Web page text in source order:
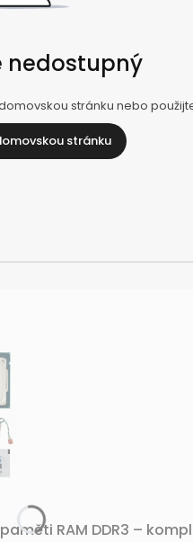
nedostupný
stránku nebo
stránku
RAM DDR3 –